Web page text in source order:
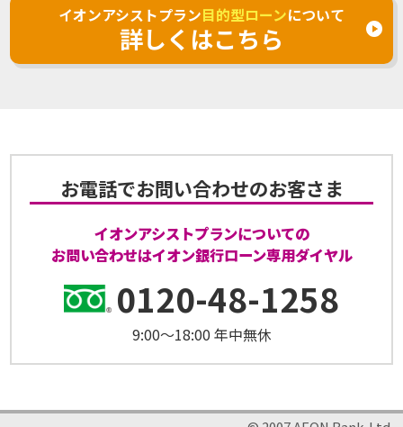
イオンアシストプラン目的型ローンについて
詳しくはこちら
お電話でお問い合わせのお客さま
イオンアシストプランについての
お問い合わせはイオン銀行ローン専用ダイヤル
0120-48-1258
9:00〜18:00 年中無休